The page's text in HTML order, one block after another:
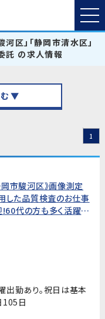
河区」「静岡市清水区」
託 の求人情報
む ▼
1
市駿河区》画像測定
した品質検査のお仕事
!60代の方も多く活躍
出勤あり。祝日は基本
105日